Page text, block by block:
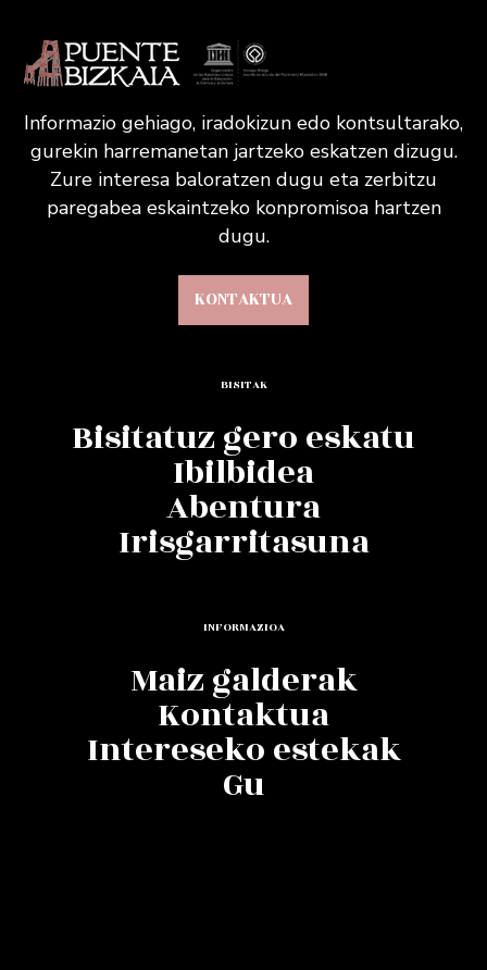
Informazio gehiago, iradokizun edo kontsultarako,
gurekin harremanetan jartzeko eskatzen dizugu.
Zure interesa baloratzen dugu eta zerbitzu
paregabea eskaintzeko konpromisoa hartzen
dugu.
KONTAKTUA
BISITAK
Bisitatuz gero eskatu
Ibilbidea
Abentura
Irisgarritasuna
INFORMAZIOA
Maiz galderak
Kontaktua
Intereseko estekak
Gu